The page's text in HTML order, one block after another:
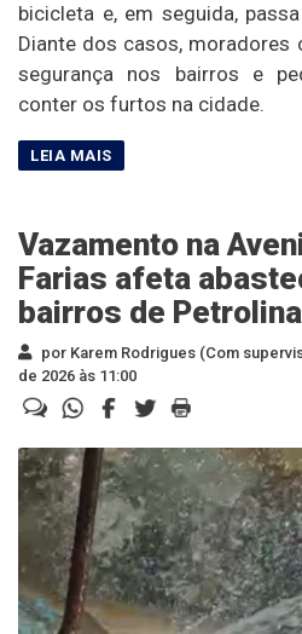
bicicleta e, em seguida,
Diante dos casos, moradores
segurança nos bairros e
conter os furtos na cidade.
Vazamento na
Farias afeta
bairros de Petrolina
por Karem Rodrigues (Com
de 2026 às 11:00